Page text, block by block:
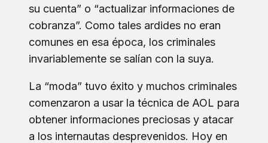
su cuenta” o “actualizar informaciones de
cobranza”. Como tales ardides no eran
comunes en esa época, los criminales
invariablemente se salían con la suya.
La “moda” tuvo éxito y muchos criminales
comenzaron a usar la técnica de AOL para
obtener informaciones preciosas y atacar
a los internautas desprevenidos. Hoy en